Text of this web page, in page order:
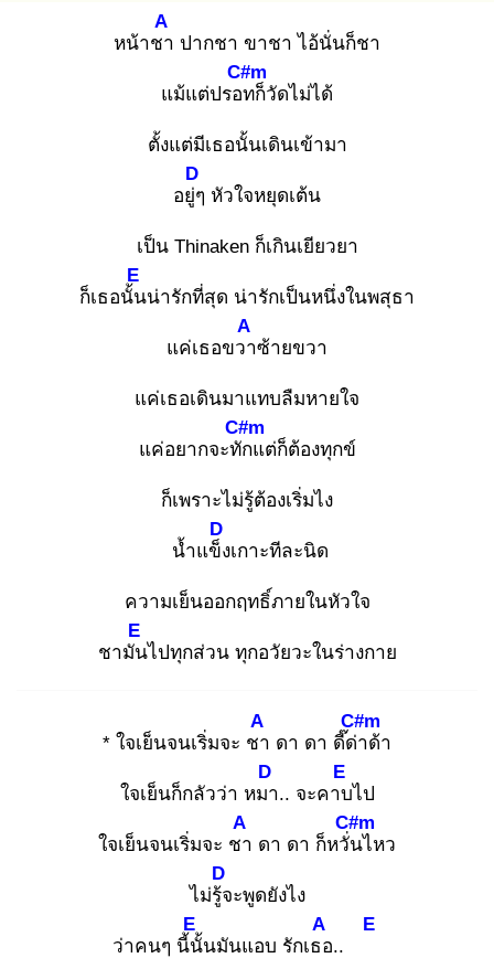
หน้าชา
A
ปากชา ขาชา ไอ้นั่นก็ชา
แม้แต่ปรอท
C#m
ก็วัดไม่ได้
ตั้งแต่มีเธอนั้นเดินเข้ามา
อยู่ๆ
D
หัวใจหยุดเต้น
เป็น Thinaken ก็เกินเยียวยา
ก็เธอนั้น
E
น่ารักที่สุด น่ารักเป็นหนึ่งในพสุธา
แค่เธอขวา
A
ซ้ายขวา
แค่เธอเดินมาแทบลืมหายใจ
แค่อยากจะทัก
C#m
แต่ก็ต้องทุกข์
ก็เพราะไม่รู้ต้องเริ่มไง
น้ำแข็ง
D
เกาะทีละนิด
ความเย็นออกฤทธิ์ภายในหัวใจ
ชามัน
E
ไปทุกส่วน ทุกอวัยวะในร่างกาย
* ใจเย็นจนเริ่มจะ ชา
A
ดา ดา ดี๊ด่า
C#m
ด้า
ใจเย็นก็กลัวว่า หมา
D
.. จะคาบ
E
ไป
ใจเย็นจนเริ่มจะ ชา
A
ดา ดา ก็หวั่น
C#m
ไหว
ไม่รู้จ
D
ะพูดยังไง
ว่าคนๆ นี้นั้
E
นมันแอบ รักเธอ
A
..
E